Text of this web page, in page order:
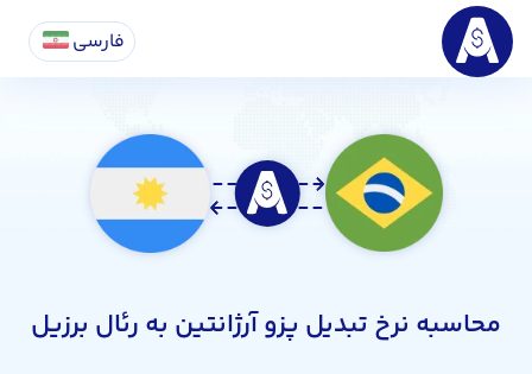
فارسی
محاسبه نرخ تبدیل پزو آرژانتین به رئال برزیل